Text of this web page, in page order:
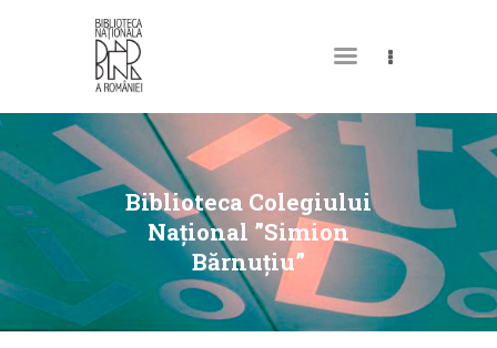
Biblioteca Colegiului
Naţional ”Simion
Bărnuţiu”
DESPRE NOI
PERMISUL MEU DE
BIBLIOTECĂ
CATALOAGE ȘI
COLECȚII
BIBLIOTECA DIGITALĂ